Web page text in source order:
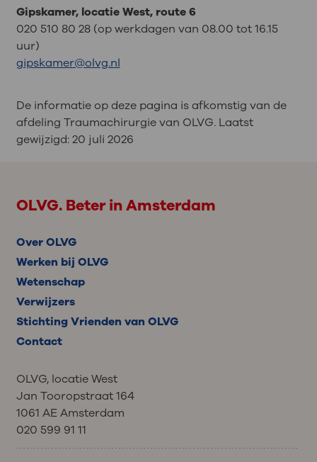
Gipskamer, locatie West, route 6
020 510 80 28 (op werkdagen van 08.00 tot 16.15
uur)
gipskamer@olvg.nl
De informatie op deze pagina is afkomstig van de
afdeling Traumachirurgie van OLVG. Laatst
gewijzigd:20 juli 2026
OLVG. Beter in Amsterdam
Over OLVG
Werken bij OLVG
Wetenschap
Verwijzers
Stichting Vrienden van OLVG
Contact
OLVG, locatie West
Jan Tooropstraat 164
1061 AE Amsterdam
020 599 91 11